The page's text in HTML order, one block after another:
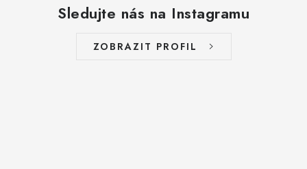
Sledujte nás na Instagramu
ZOBRAZIT PROFIL